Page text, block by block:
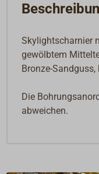
Skylightscharnier
gewölbtem
Bronze-
Die
abweichen.